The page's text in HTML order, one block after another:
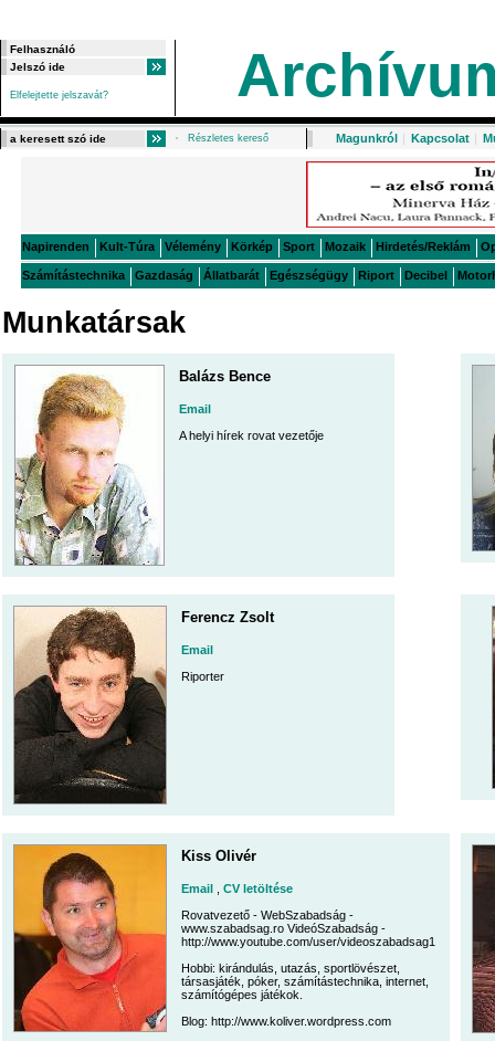
Elfelejtette jelszavát?
Részletes kereső Magunkról | Kapcsolat |
Napirenden Kult-Túra Vélemény Körkép Sport Mozaik Hirdetés/Reklám
Számítástechnika Gazdaság Állatbarát Egészségügy Riport Decibel
Munkatársak
Balázs Bence
Email
A helyi hírek rovat vezetője
Ferencz Zsolt
Email
Riporter
Kiss Olivér
Email
CV letöltése
Rovatvezető - WebSzabadság -
www.szabadsag.ro VideóSzabadság -
http://www.youtube.com/user/videoszabadsag1
Hobbi: kirándulás, utazás, sportlövészet,
társasjáték, póker, számítástechnika, internet,
számítógépes játékok.
Blog: http://www.koliver.wordpress.com